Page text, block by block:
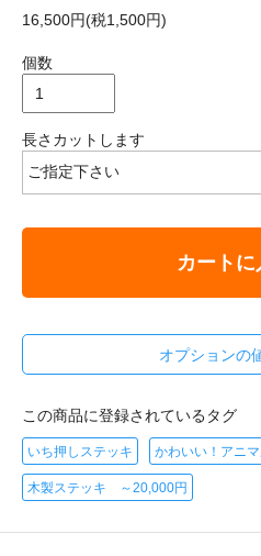
16,500円(税1,500円)
個数
長さカットします
カートに
オプションの
この商品に登録されているタグ
いち押しステッキ かわいい！アニ
木製ステッキ ～20,000円